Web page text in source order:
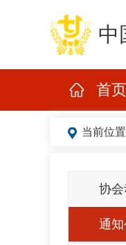
中
首页
当前位置
协
通